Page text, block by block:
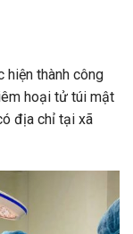
hiện thành công
hoại tử túi mật
địa chỉ tại xã